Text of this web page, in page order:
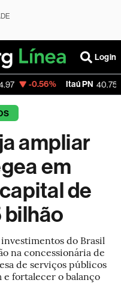
Login
Itaú PN 40.75 -2.58%
ampliar
em
de
bilhão
do Brasil
na concessionária de
de serviços públicos
e fortalecer o balanço